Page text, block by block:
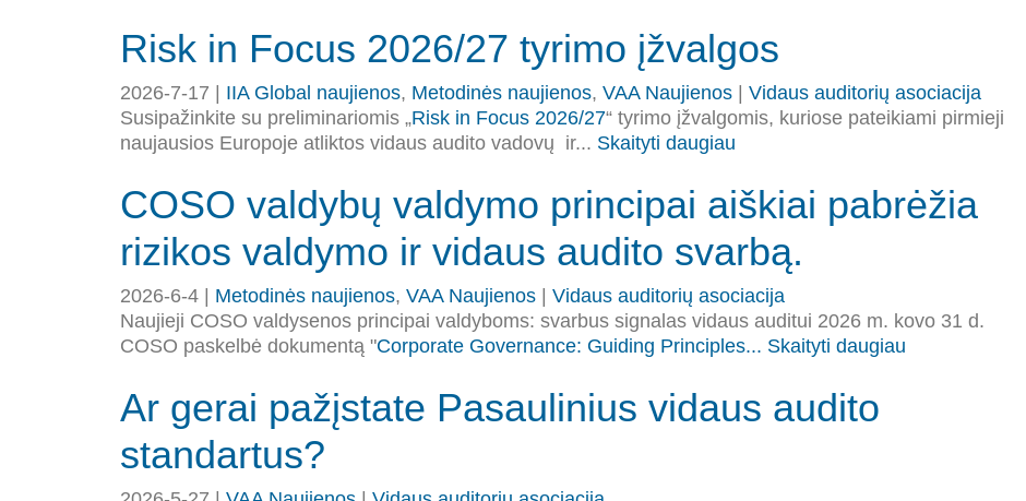
Risk in Focus 2026/27 tyrimo įžvalgos
2026-7-17 | IIA Global naujienos, Metodinės naujienos, VAA Naujienos | Vidaus auditorių asociacija
Susipažinkite su preliminariomis „Risk in Focus 2026/27“ tyrimo įžvalgomis, kuriose pateikiami pirmieji
naujausios Europoje atliktos vidaus audito vadovų ir... Skaityti daugiau
COSO valdybų valdymo principai aiškiai pabrėžia
rizikos valdymo ir vidaus audito svarbą.
2026-6-4 | Metodinės naujienos, VAA Naujienos | Vidaus auditorių asociacija
Naujieji COSO valdysenos principai valdyboms: svarbus signalas vidaus auditui 2026 m. kovo 31 d.
COSO paskelbė dokumentą "Corporate Governance: Guiding Principles... Skaityti daugiau
Ar gerai pažįstate Pasaulinius vidaus audito
standartus?